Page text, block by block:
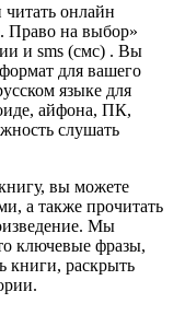
онлайн
Право на выбор»
и sms (смс) . Вы
для вашего
языке для
айфона, ПК,
слушать
вы можете
а также прочитать
Мы
ключевые фразы,
книги, раскрыть